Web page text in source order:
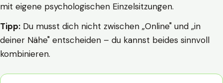
mit eigene psychologischen Einzelsitzungen.
Tipp: Du musst dich nicht zwischen „Online" und „in
deiner Nähe" entscheiden – du kannst beides sinnvoll
kombinieren.